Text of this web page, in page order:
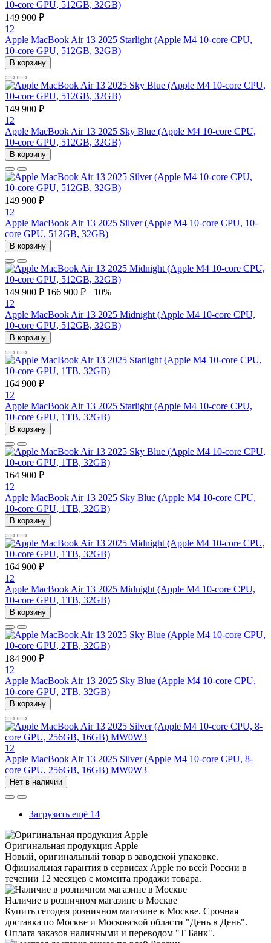
149 900 ₽
12
Apple MacBook Air 13 2025 Starlight (Apple M4 10-core CPU,
10-core GPU, 512GB, 32GB)
В корзину
149 900 ₽
12
Apple MacBook Air 13 2025 Sky Blue (Apple M4 10-core CPU,
10-core GPU, 512GB, 32GB)
В корзину
149 900 ₽
12
Apple MacBook Air 13 2025 Silver (Apple M4 10-core CPU, 10-
core GPU, 512GB, 32GB)
В корзину
149 900 ₽ 166 900 ₽ −10%
12
Apple MacBook Air 13 2025 Midnight (Apple M4 10-core CPU,
10-core GPU, 512GB, 32GB)
В корзину
164 900 ₽
12
Apple MacBook Air 13 2025 Starlight (Apple M4 10-core CPU,
10-core GPU, 1TB, 32GB)
В корзину
164 900 ₽
12
Apple MacBook Air 13 2025 Sky Blue (Apple M4 10-core CPU,
10-core GPU, 1TB, 32GB)
В корзину
164 900 ₽
12
Apple MacBook Air 13 2025 Midnight (Apple M4 10-core CPU,
10-core GPU, 1TB, 32GB)
В корзину
184 900 ₽
12
Apple MacBook Air 13 2025 Sky Blue (Apple M4 10-core CPU,
10-core GPU, 2TB, 32GB)
В корзину
12
Apple MacBook Air 13 2025 Silver (Apple M4 10-core CPU, 8-
core GPU, 256GB, 16GB) MW0W3
Нет в наличии
Загрузить ещё 14
Оригинальная продукция Apple
Новый, оригинальный товар в заводской упаковке.
Официальная гарантия в сервисах Apple по всей России в
течении 12 месяцев с момента продажи товара.
Наличие в розничном магазине в Москве
Купить сегодня розничном магазине в Москве. Срочная
доставка по Москве и Московской области "День в День".
Оплата заказов наличными и переводом "Т Банк".